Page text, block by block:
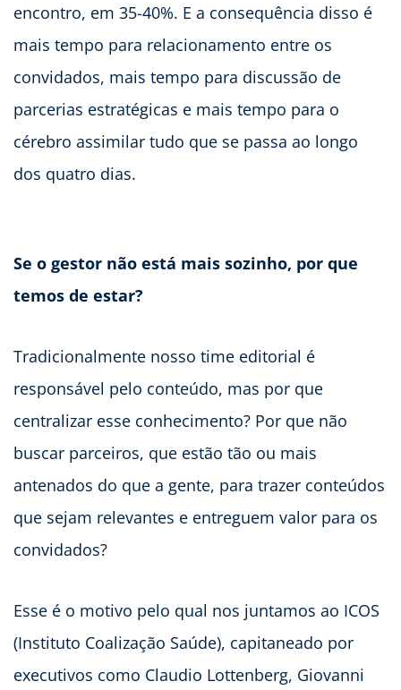
encontro, em 35-40%. E a consequência disso é
mais tempo para relacionamento entre os
convidados, mais tempo para discussão de
parcerias estratégicas e mais tempo para o
cérebro assimilar tudo que se passa ao longo
dos quatro dias.
Se o gestor não está mais sozinho, por que
temos de estar?
Tradicionalmente nosso time editorial é
responsável pelo conteúdo, mas por que
centralizar esse conhecimento? Por que não
buscar parceiros, que estão tão ou mais
antenados do que a gente, para trazer conteúdos
que sejam relevantes e entreguem valor para os
convidados?
Esse é o motivo pelo qual nos juntamos ao ICOS
(Instituto Coalização Saúde), capitaneado por
executivos como Claudio Lottenberg, Giovanni